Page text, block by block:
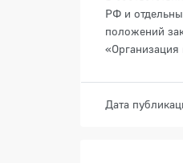
РФ и
положений
Дата